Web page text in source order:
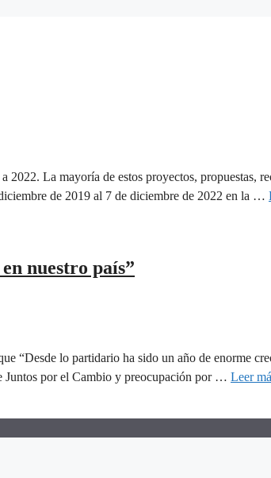
La mayoría de estos proyectos, propuestas,
de 2019 al 7 de diciembre de 2022 en la …
nuestro país”
“Desde lo partidario ha sido un año de enorme
Juntos por el Cambio y preocupación por … Leer